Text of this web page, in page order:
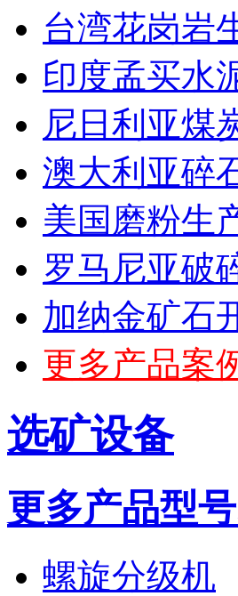
台湾花岗岩
印度孟买水
尼日利亚煤
澳大利亚碎
美国磨粉生
罗马尼亚破
加纳金矿石
更多产品案
选矿设备
更多产品型
螺旋分级机